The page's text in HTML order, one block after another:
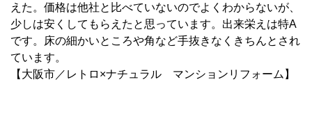
えた。価格は他社と比べていないのでよくわからないが、
少しは安くしてもらえたと思っています。出来栄えは特A
です。床の細かいところや角など手抜きなくきちんとされ
ています。
【大阪市／レトロ×ナチュラル マンションリフォーム】